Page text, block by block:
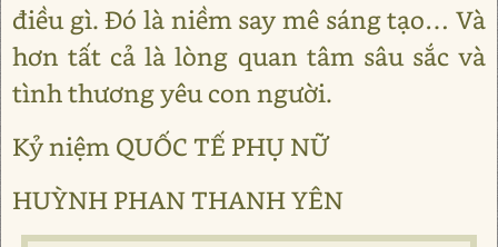
điều gì. Đó là niềm say mê sáng tạo… Và
hơn tất cả là lòng quan tâm sâu sắc và
tình thương yêu con người.
Kỷ niệm QUỐC TẾ PHỤ NỮ
HUỲNH PHAN THANH YÊN